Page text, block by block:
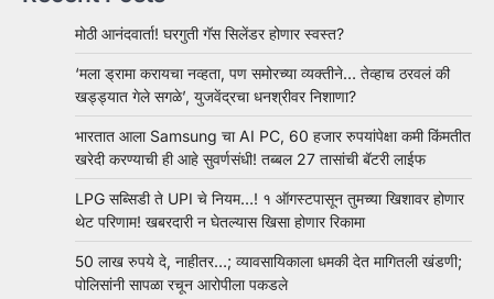
मोठी आनंदवार्ता! घरगुती गॅस सिलेंडर होणार स्वस्त?
‘मला ड्रामा करायचा नव्हता, पण समोरच्या व्यक्तीने… तेव्हाच ठरवलं की
खड्ड्यात गेले सगळे’, युजवेंद्रचा धनश्रीवर निशाणा?
भारतात आला Samsung चा AI PC, 60 हजार रुपयांपेक्षा कमी किंमतीत
खरेदी करण्याची ही आहे सुवर्णसंधी! तब्बल 27 तासांची बॅटरी लाईफ
LPG सब्सिडी ते UPI चे नियम…! १ ऑगस्टपासून तुमच्या खिशावर होणार
थेट परिणाम! खबरदारी न घेतल्यास खिसा होणार रिकामा
50 लाख रुपये दे, नाहीतर…; व्यावसायिकाला धमकी देत मागितली खंडणी;
पोलिसांनी सापळा रचून आरोपीला पकडले